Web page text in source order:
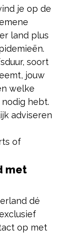
je op de
land plus
soort
jouw
welke
hebt.
adviseren
of
met
dé
op met